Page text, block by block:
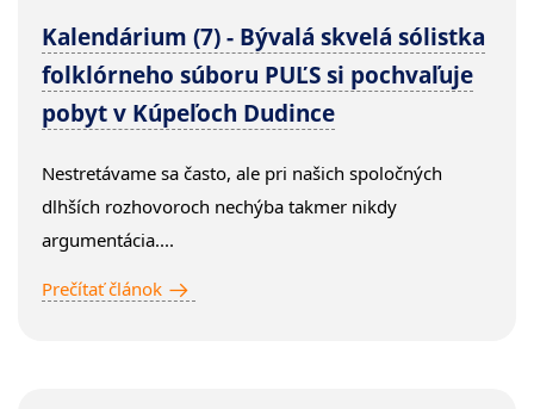
Kalendárium (7) - Bývalá skvelá sólistka
folklórneho súboru PUĽS si pochvaľuje
pobyt v Kúpeľoch Dudince
Nestretávame sa často, ale pri našich spoločných
dlhších rozhovoroch nechýba takmer nikdy
argumentácia....
Prečítať článok